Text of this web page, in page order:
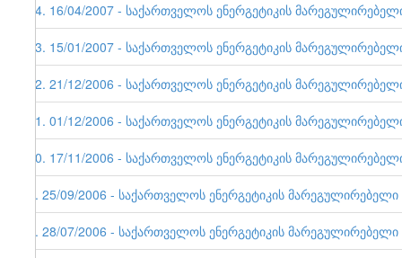
14. 16/04/2007 - საქართველოს ენერგეტიკის
13. 15/01/2007 - საქართველოს ენერგეტიკის
12. 21/12/2006 - საქართველოს ენერგეტიკის
11. 01/12/2006 - საქართველოს ენერგეტიკის
10. 17/11/2006 - საქართველოს ენერგეტიკის
9. 25/09/2006 - საქართველოს ენერგეტიკის
8. 28/07/2006 - საქართველოს ენერგეტიკის